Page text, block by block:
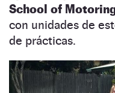
School of
con unidades de
de prácticas.